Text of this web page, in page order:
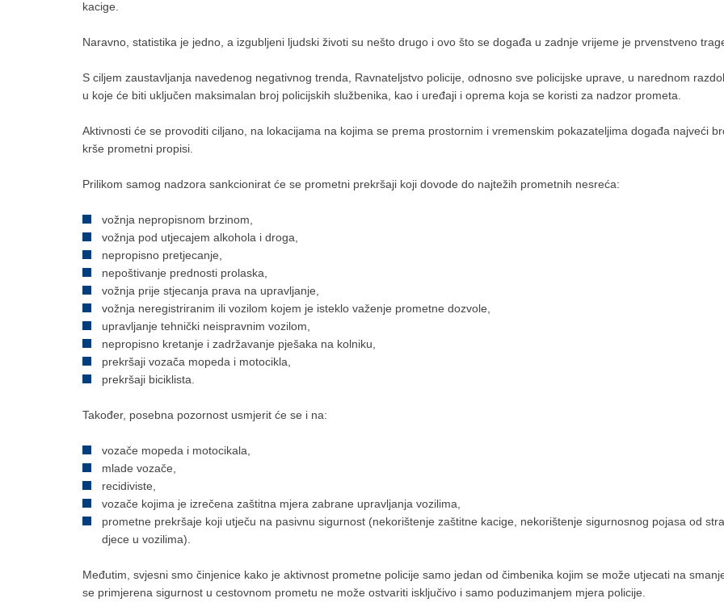
kacige.
Naravno, statistika je jedno, a izgubljeni ljudski životi su nešto drugo i ovo što se događa u zadnje vrijeme je prvenstveno
S ciljem zaustavljanja navedenog negativnog trenda, Ravnateljstvo policije, odnosno sve policijske uprave, u narednom
u koje će biti uključen maksimalan broj policijskih službenika, kao i uređaji i oprema koja se koristi za nadzor prometa.
Aktivnosti će se provoditi ciljano, na lokacijama na kojima se prema prostornim i vremenskim pokazateljima događa najveći
krše prometni propisi.
Prilikom samog nadzora sankcionirat će se prometni prekršaji koji dovode do najtežih prometnih nesreća:
vožnja nepropisnom brzinom,
vožnja pod utjecajem alkohola i droga,
nepropisno pretjecanje,
nepoštivanje prednosti prolaska,
vožnja prije stjecanja prava na upravljanje,
vožnja neregistriranim ili vozilom kojem je isteklo važenje prometne dozvole,
upravljanje tehnički neispravnim vozilom,
nepropisno kretanje i zadržavanje pješaka na kolniku,
prekršaji vozača mopeda i motocikla,
prekršaji biciklista.
Također, posebna pozornost usmjerit će se i na:
vozače mopeda i motocikala,
mlade vozače,
recidiviste,
vozače kojima je izrečena zaštitna mjera zabrane upravljanja vozilima,
prometne prekršaje koji utječu na pasivnu sigurnost (nekorištenje zaštitne kacige, nekorištenje sigurnosnog pojasa od
djece u vozilima).
Međutim, svjesni smo činjenice kako je aktivnost prometne policije samo jedan od čimbenika kojim se može utjecati na
se primjerena sigurnost u cestovnom prometu ne može ostvariti isključivo i samo poduzimanjem mjera policije.